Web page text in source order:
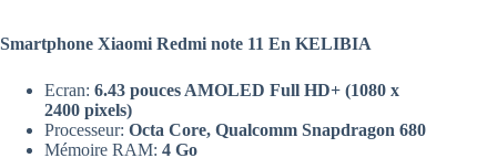
Smartphone Xiaomi Redmi note 11 En KELIBIA
Ecran: 6.43 pouces AMOLED Full HD+ (1080 x
2400 pixels)
Processeur: Octa Core, Qualcomm Snapdragon 680
Mémoire RAM: 4 Go